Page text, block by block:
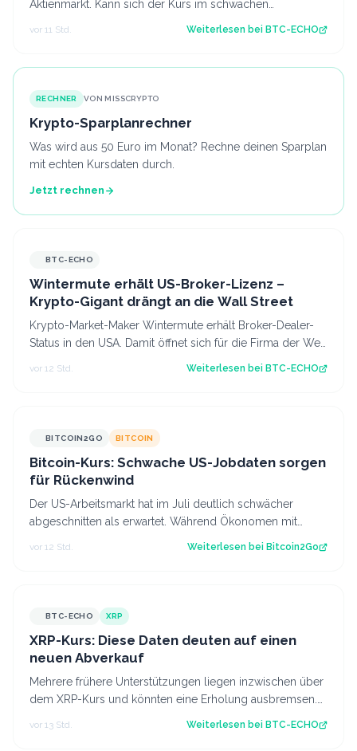
Aktienmarkt. Kann sich der Kurs im schwachen
vor 11 Std. Weiterlesen bei BTC-ECHO
RECHNER VON MISSCRYPTO
Krypto-Sparplanrechner
Was wird aus 50 Euro im Monat? Rechne deinen Sparplan
mit echten Kursdaten durch.
Jetzt rechnen
BTC-ECHO
Wintermute erhält US-Broker-Lizenz –
Krypto-Gigant drängt an die Wall Street
Krypto-Market-Maker Wintermute erhält Broker-Dealer-
Status in den USA. Damit öffnet sich für die Firma der Weg
vor 12 Std. Weiterlesen bei BTC-ECHO
BITCOIN2GO BITCOIN
Bitcoin-Kurs: Schwache US-Jobdaten sorgen
für Rückenwind
Der US-Arbeitsmarkt hat im Juli deutlich schwächer
abgeschnitten als erwartet. Während Ökonomen mit
vor 12 Std. Weiterlesen bei Bitcoin2Go
BTC-ECHO XRP
XRP-Kurs: Diese Daten deuten auf einen
neuen Abverkauf
Mehrere frühere Unterstützungen liegen inzwischen über
dem XRP-Kurs und könnten eine Erholung ausbremsen.
Nun kommt es darauf an, ob diese Z…
vor 13 Std. Weiterlesen bei BTC-ECHO